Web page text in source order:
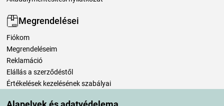
Megrendelései
Fiókom
Megrendeléseim
Reklamáció
Elállás a szerződéstől
Értékelések kezelésének szabályai